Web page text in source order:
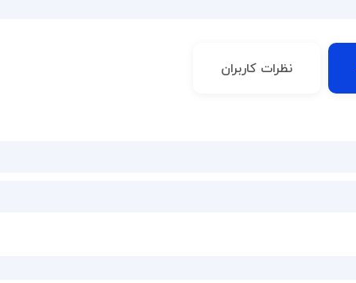
نظرات کاربران